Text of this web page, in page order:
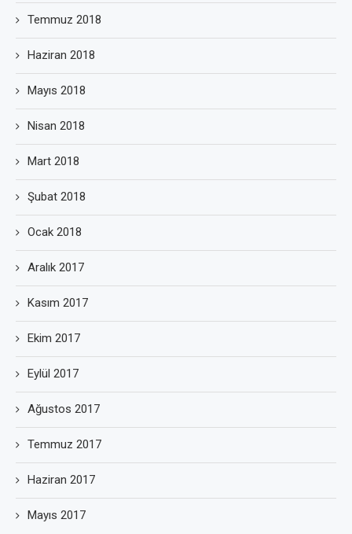
Temmuz 2018
Haziran 2018
Mayıs 2018
Nisan 2018
Mart 2018
Şubat 2018
Ocak 2018
Aralık 2017
Kasım 2017
Ekim 2017
Eylül 2017
Ağustos 2017
Temmuz 2017
Haziran 2017
Mayıs 2017